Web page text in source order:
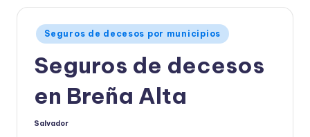
Publicado
en
Seguros de decesos por municipios
Seguros de decesos
en Breña Alta
Publicado
Salvador